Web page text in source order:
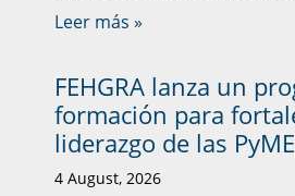
Leer más »
FEHGRA lanza un
formación para
liderazgo de las
4 August, 2026